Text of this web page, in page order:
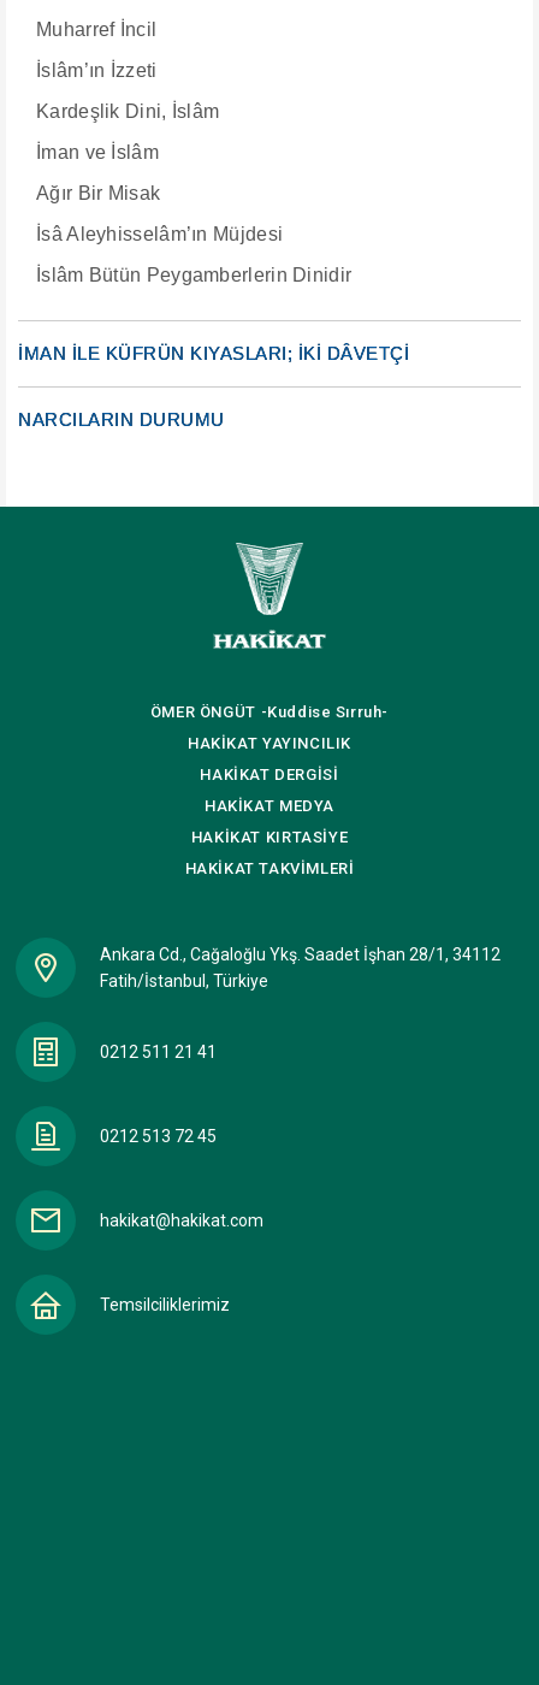
Muharref İncil
İslâm’ın İzzeti
Kardeşlik Dini, İslâm
İman ve İslâm
Ağır Bir Misak
İsâ Aleyhisselâm’ın Müjdesi
İslâm Bütün Peygamberlerin Dinidir
İMAN İLE KÜFRÜN KIYASLARI; İKİ DÂVETÇİ
NARCILARIN DURUMU
ÖMER ÖNGÜT -Kuddise Sırruh-
HAKİKAT YAYINCILIK
HAKİKAT DERGİSİ
HAKİKAT MEDYA
HAKİKAT KIRTASİYE
HAKİKATTAKVİMLERİ
Ankara Cd., Cağaloğlu Ykş. Saadet İşhan 28/1, 34112
Fatih/İstanbul, Türkiye
0212 511 21 41
0212 513 72 45
hakikat@hakikat.com
Temsilciliklerimiz